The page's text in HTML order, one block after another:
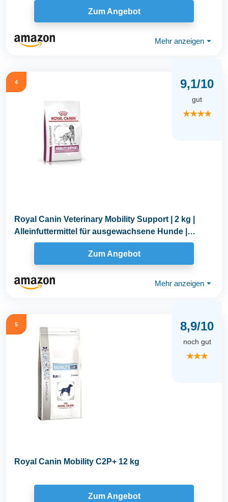
Zum Angebot
Mehr anzeigen ⏷
4 9,1/10
gut
★★★★
Royal Canin Veterinary Mobility Support | 2 kg |
Alleinfuttermittel für ausgewachsene Hunde |
Kann...
Zum Angebot
Mehr anzeigen ⏷
5 8,9/10
noch gut
★★★
Royal Canin Mobility C2P+ 12 kg
Zum Angebot